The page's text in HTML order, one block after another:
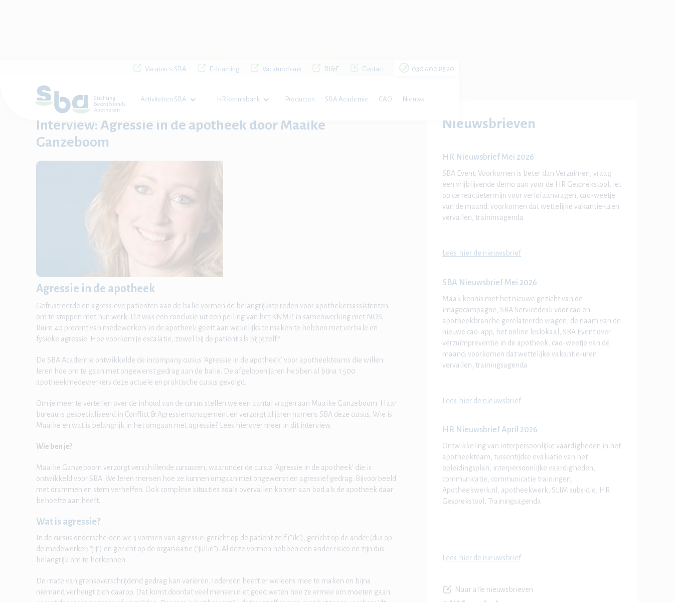
Vacatures SBA E-learning Vacaturebank RI&E Contact 030 600 85 20
Activiteiten SBA HR kennisbank Producten SBA Academie CAO Nieuws
Home  Nieuws Interview: Agressie in de apotheek door Maaike Ganzeboom
Interview: Agressie in de apotheek door Maaike
Ganzeboom
Agressie in de apotheek
Gefrustreerde en agressieve patiënten aan de balie vormen de belangrijkste reden voor apothekersassistenten
om te stoppen met hun werk. Dit was een conclusie uit een peiling van het KNMP, in samenwerking met NOS.
Ruim 40 procent van medewerkers in de apotheek geeft aan wekelijks te maken te hebben met verbale en
fysieke agressie. Hoe voorkom je escalatie, zowel bij de patiënt als bij jezelf?
De SBA Academie ontwikkelde de incompany cursus ‘Agressie in de apotheek’ voor apotheekteams die willen
leren hoe om te gaan met ongewenst gedrag aan de balie. De afgelopen jaren hebben al bijna 1.500
apotheekmedewerkers deze actuele en praktische cursus gevolgd.
Om je meer te vertellen over de inhoud van de cursus stellen we een aantal vragen aan Maaike Ganzeboom. Haar
bureau is gespecialiseerd in Conflict & Agressiemanagement en verzorgt al jaren namens SBA deze cursus. Wie is
Maaike en wat is belangrijk in het omgaan met agressie? Lees hierover meer in dit interview.
Wie ben je?
Maaike Ganzeboom verzorgt verschillende cursussen, waaronder de cursus ‘Agressie in de apotheek’ die is
ontwikkeld voor SBA. We leren mensen hoe ze kunnen omgaan met ongewenst en agressief gedrag. Bijvoorbeeld
met drammen en stem verheffen. Ook complexe situaties zoals overvallen komen aan bod als de apotheek daar
behoefte aan heeft.
Wat is agressie?
In de cursus onderscheiden we 3 vormen van agressie: gericht op de patiënt zelf (“ik”), gericht op de ander (dus op
de medewerker: “jij”) en gericht op de organisatie (“jullie”). Al deze vormen hebben een ander risico en zijn dus
belangrijk om te herkennen.
De mate van grensoverschrijdend gedrag kan variëren. Iedereen heeft er weleens mee te maken en bijna
niemand verheugt zich daarop. Dat komt doordat veel mensen niet goed weten hoe ze ermee om moeten gaan
Nieuwsbrieven
HR Nieuwsbrief Mei 2026
SBA Event: Voorkomen is beter dan Verzuimen, vraag
een vrijblijvende demo aan voor de HR Gesprekstool, let
op de reactietermijn voor verlofaanvragen, cao-weetje
van de maand: voorkomen dat wettelijke vakantie-uren
vervallen, traininsagenda
Lees hier de nieuwsbrief
SBA Nieuwsbrief Mei 2026
Maak kennis met het nieuwe gezicht van de
imagocampagne, SBA Servicedesk voor cao en
apotheekbranche gerelateerde vragen, de naam van de
nieuwe cao-app, het online leslokaal, SBA Event over
verzuimpreventie in de apotheek, cao-weetje van de
maand: voorkomen dat wettelijke vakantie-uren
vervallen, trainingsagenda
Lees hier de nieuwsbrief
HR Nieuwsbrief April 2026
Ontwikkeling van interpersoonlijke vaardigheden in het
apotheekteam, tussentijdse evaluatie van het
opleidingsplan, interpersoonlijke vaardigheden,
communicatie, communicatie trainingen,
Apotheekwerk.nl, apotheekwerk, SLIM subsidie, HR
Gesprekstool, Trainingsagenda
Lees hier de nieuwsbrief
Naar alle nieuwsbrieven